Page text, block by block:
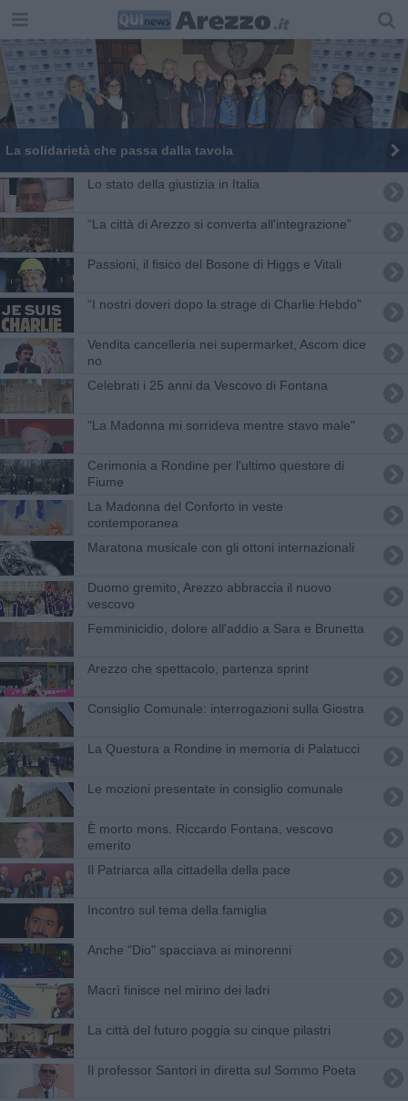
La solidarietà che passa dalla tavola
Lo stato della giustizia in Italia
“La città di Arezzo si converta all'integrazione”
Passioni, il fisico del Bosone di Higgs e Vitali
“I nostri doveri dopo la strage di Charlie Hebdo”
Vendita cancelleria nei supermarket, Ascom dice
no
Celebrati i 25 anni da Vescovo di Fontana
"La Madonna mi sorrideva mentre stavo male"
Cerimonia a Rondine per l'ultimo questore di
Fiume
La Madonna del Conforto in veste
contemporanea
Maratona musicale con gli ottoni internazionali
Duomo gremito, Arezzo abbraccia il nuovo
vescovo
Femminicidio, dolore all'addio a Sara e Brunetta
Arezzo che spettacolo, partenza sprint
Consiglio Comunale: interrogazioni sulla Giostra
​La Questura a Rondine in memoria di Palatucci
Le mozioni presentate in consiglio comunale
​È morto mons. Riccardo Fontana, vescovo
emerito
Il Patriarca alla cittadella della pace
Incontro sul tema della famiglia
Anche "Dio" spacciava ai minorenni
Macrì finisce nel mirino dei ladri
La città del futuro poggia su cinque pilastri
Il professor Santori in diretta sul Sommo Poeta